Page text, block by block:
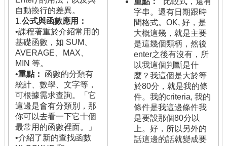
自動換行的差異。
1.公式與函數應用：
•課程著重於介紹常用的
基礎函數，如 SUM、
AVERAGE、MAX、
MIN 等。
•重點：
函數的分類有
統計、數學、文字等，
可根據需求查詢。「它
這邊是會有分類別，那
你可以去看一下它十個
最常用的函數裡面。」
•介紹了新的查找函數
字串。還有日期跟時
間格式。OK, 好，是
大概這幾，就是主要
是這幾個類柄，然後
enter之後有沒有，所
以我這個判斷是什
麼？我這個是大於等
於80分，就是我的條
件。我的criteria, 我的
條件是我這邊條件我
是要設那個80分以
上。好，所以另外的
話這邊的話就變成要